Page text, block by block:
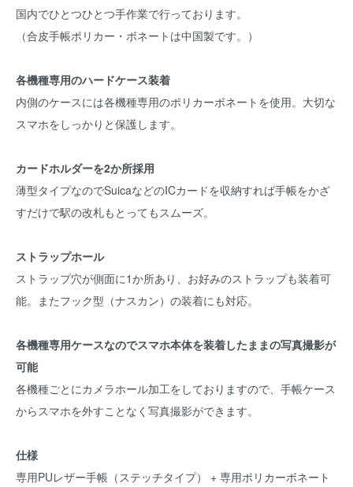
国内でひとつひとつ手作業で行っております。
（合皮手帳ポリカー・ボネートは中国製です。）
各機種専用のハードケース装着
内側のケースには各機種専用のポリカーボネートを使用。大切な
スマホをしっかりと保護します。
カードホルダーを2か所採用
薄型タイプなのでSuicaなどのICカードを収納すれば手帳をかざ
すだけで駅の改札もとってもスムーズ。
ストラップホール
ストラップ穴が側面に1か所あり、お好みのストラップも装着可
能。またフック型（ナスカン）の装着にも対応。
各機種専用ケースなのでスマホ本体を装着したままの写真撮影が
可能
各機種ごとにカメラホール加工をしておりますので、手帳ケース
からスマホを外すことなく写真撮影ができます。
仕様
専用PUレザー手帳（ステッチタイプ） + 専用ポリカーボネート